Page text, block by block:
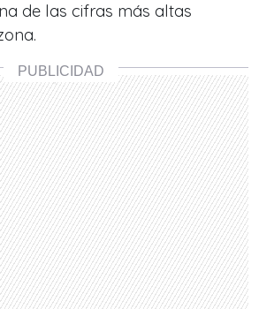
de las cifras más altas